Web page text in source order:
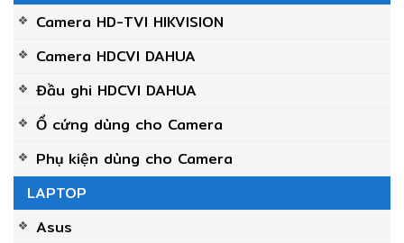
Camera HD-TVI HIKVISION
Camera HDCVI DAHUA
Đầu ghi HDCVI DAHUA
Ổ cứng dùng cho Camera
Phụ kiện dùng cho Camera
LAPTOP
Asus